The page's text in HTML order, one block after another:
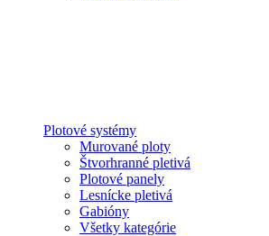
Plotové systémy
Murované ploty
Štvorhranné pletivá
Plotové panely
Lesnícke pletivá
Gabióny
Všetky kategórie